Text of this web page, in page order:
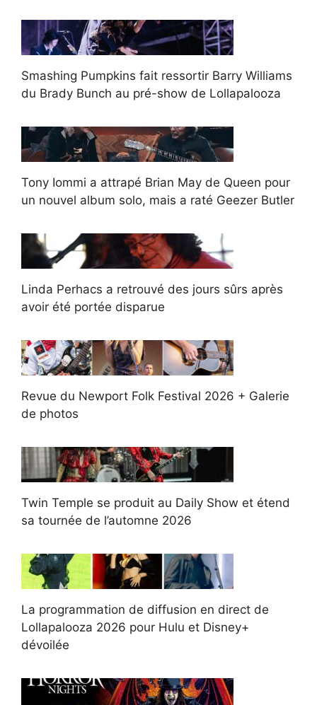
Smashing Pumpkins fait ressortir Barry Williams
du Brady Bunch au pré-show de Lollapalooza
Tony Iommi a attrapé Brian May de Queen pour
un nouvel album solo, mais a raté Geezer Butler
Linda Perhacs a retrouvé des jours sûrs après
avoir été portée disparue
Revue du Newport Folk Festival 2026 + Galerie
de photos
Twin Temple se produit au Daily Show et étend
sa tournée de l’automne 2026
La programmation de diffusion en direct de
Lollapalooza 2026 pour Hulu et Disney+
dévoilée